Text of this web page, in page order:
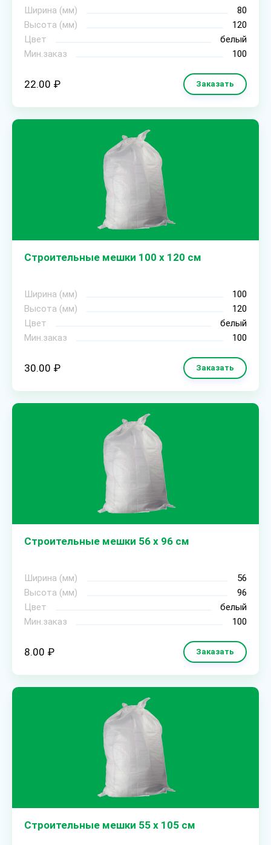
Ширина (мм)
80
Высота (мм)
120
Цвет
белый
Мин.заказ
100
22.00 ₽ Заказать
Строительные мешки 100 х 120 см
Ширина (мм)
100
Высота (мм)
120
Цвет
белый
Мин.заказ
100
30.00 ₽ Заказать
Строительные мешки 56 х 96 см
Ширина (мм)
56
Высота (мм)
96
Цвет
белый
Мин.заказ
100
8.00 ₽ Заказать
Строительные мешки 55 х 105 см